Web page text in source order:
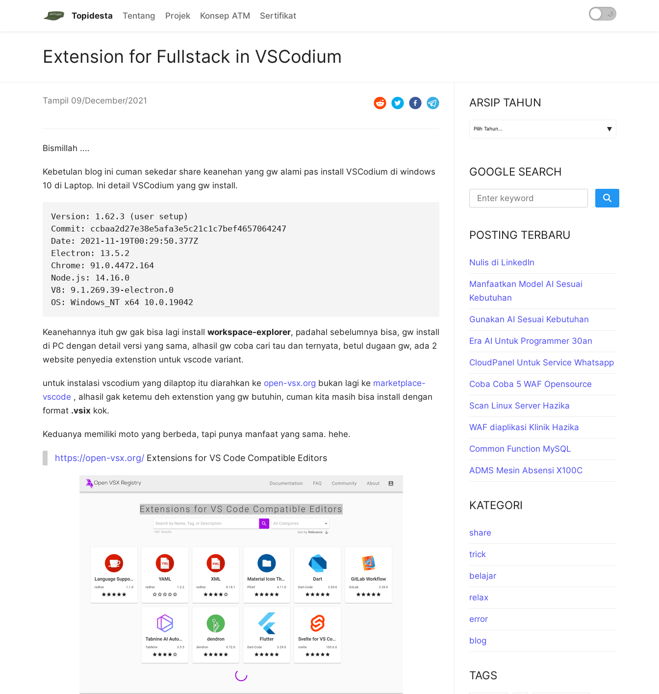
Topidesta Tentang Projek Konsep ATM Sertifikat 🌙
Extension for Fullstack in VSCodium
Tampil 09/December/2021
Bismillah ....
Kebetulan blog ini cuman sekedar share keanehan yang gw alami pas install VSCodium di windows
10 di Laptop. Ini detail VSCodium yang gw install.
Version: 1.62.3 (user setup)
Commit: ccbaa2d27e38e5afa3e5c21c1c7bef4657064247
Date: 2021-11-19T00:29:50.377Z
Electron: 13.5.2
Chrome: 91.0.4472.164
Node.js: 14.16.0
V8: 9.1.269.39-electron.0
OS: Windows_NT x64 10.0.19042
Keanehannya ituh gw gak bisa lagi install workspace-explorer, padahal sebelumnya bisa, gw install
di PC dengan detail versi yang sama, alhasil gw coba cari tau dan ternyata, betul dugaan gw, ada 2
website penyedia extenstion untuk vscode variant.
untuk instalasi vscodium yang dilaptop itu diarahkan ke open-vsx.org bukan lagi ke marketplace-
vscode , alhasil gak ketemu deh extenstion yang gw butuhin, cuman kita masih bisa install dengan
format .vsix kok.
Keduanya memiliki moto yang berbeda, tapi punya manfaat yang sama. hehe.
https://open-vsx.org/ Extensions for VS Code Compatible Editors
ARSIP TAHUN
GOOGLE SEARCH
POSTING TERBARU
Nulis di LinkedIn
Manfaatkan Model AI Sesuai
Kebutuhan
Gunakan AI Sesuai Kebutuhan
Era AI Untuk Programmer 30an
CloudPanel Untuk Service Whatsapp
Coba Coba 5 WAF Opensource
Scan Linux Server Hazika
WAF diaplikasi Klinik Hazika
Common Function MySQL
ADMS Mesin Absensi X100C
KATEGORI
share
trick
belajar
relax
error
blog
TAGS